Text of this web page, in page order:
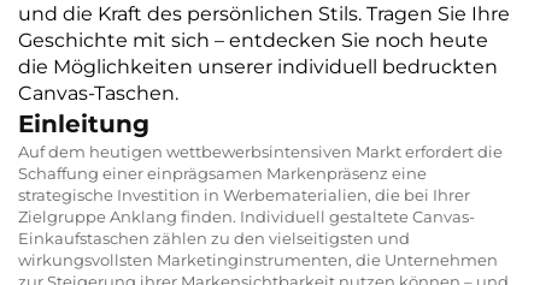
und die Kraft des persönlichen Stils. Tragen Sie Ihre
Geschichte mit sich – entdecken Sie noch heute
die Möglichkeiten unserer individuell bedruckten
Canvas-Taschen.
Einleitung
Auf dem heutigen wettbewerbsintensiven Markt erfordert die
Schaffung einer einprägsamen Markenpräsenz eine
strategische Investition in Werbematerialien, die bei Ihrer
Zielgruppe Anklang finden. Individuell gestaltete Canvas-
Einkaufstaschen zählen zu den vielseitigsten und
wirkungsvollsten Marketinginstrumenten, die Unternehmen
zur Steigerung ihrer Markensichtbarkeit nutzen können – und